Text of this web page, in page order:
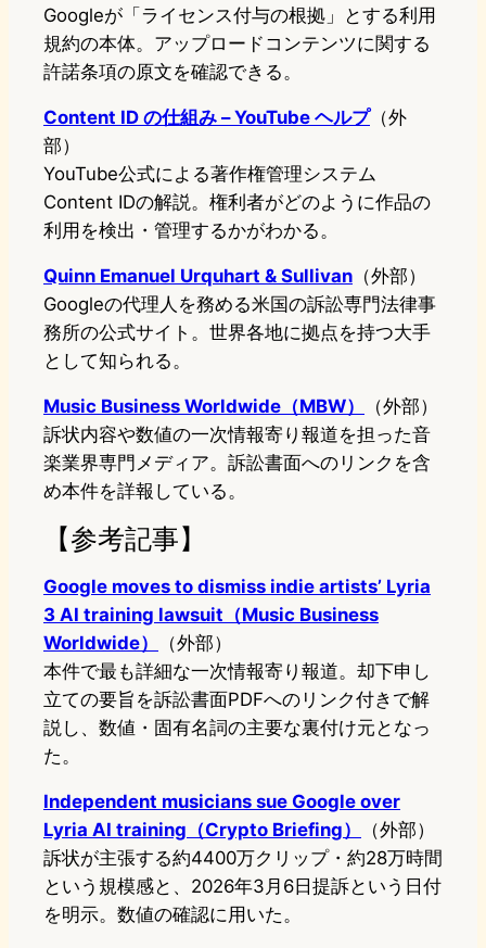
Googleが「ライセンス付与の根拠」とする利用
規約の本体。アップロードコンテンツに関する
許諾条項の原文を確認できる。
Content ID の仕組み – YouTube ヘルプ（外
部）
YouTube公式による著作権管理システム
Content IDの解説。権利者がどのように作品の
利用を検出・管理するかがわかる。
Quinn Emanuel Urquhart & Sullivan （外部）
Googleの代理人を務める米国の訴訟専門法律事
務所の公式サイト。世界各地に拠点を持つ大手
として知られる。
Music Business Worldwide（MBW）
（外部）
訴状内容や数値の一次情報寄り報道を担った音
楽業界専門メディア。訴訟書面へのリンクを含
め本件を詳報している。
【参考記事】
Google moves to dismiss indie artists’ Lyria
3 AI training lawsuit（Music Business
Worldwide）
（外部）
本件で最も詳細な一次情報寄り報道。却下申し
立ての要旨を訴訟書面PDFへのリンク付きで解
説し、数値・固有名詞の主要な裏付け元となっ
た。
Independent musicians sue Google over
Lyria AI training（Crypto Briefing）
（外部）
訴状が主張する約4400万クリップ・約28万時間
という規模感と、2026年3月6日提訴という日付
を明示。数値の確認に用いた。